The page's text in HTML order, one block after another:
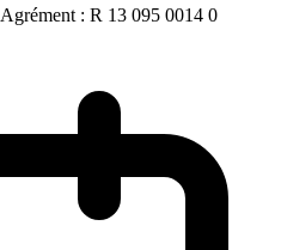
Agrément : R 13 095 0014 0